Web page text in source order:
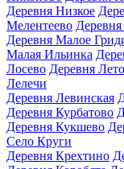
Деревня Низкое
Мелентеево
Деревня Малое
Малая Ильинка
Лосево Деревня
Лелечи
Деревня Левинская
Деревня Курбатово
Деревня Кукшево
Село Круги
Деревня Крехтино